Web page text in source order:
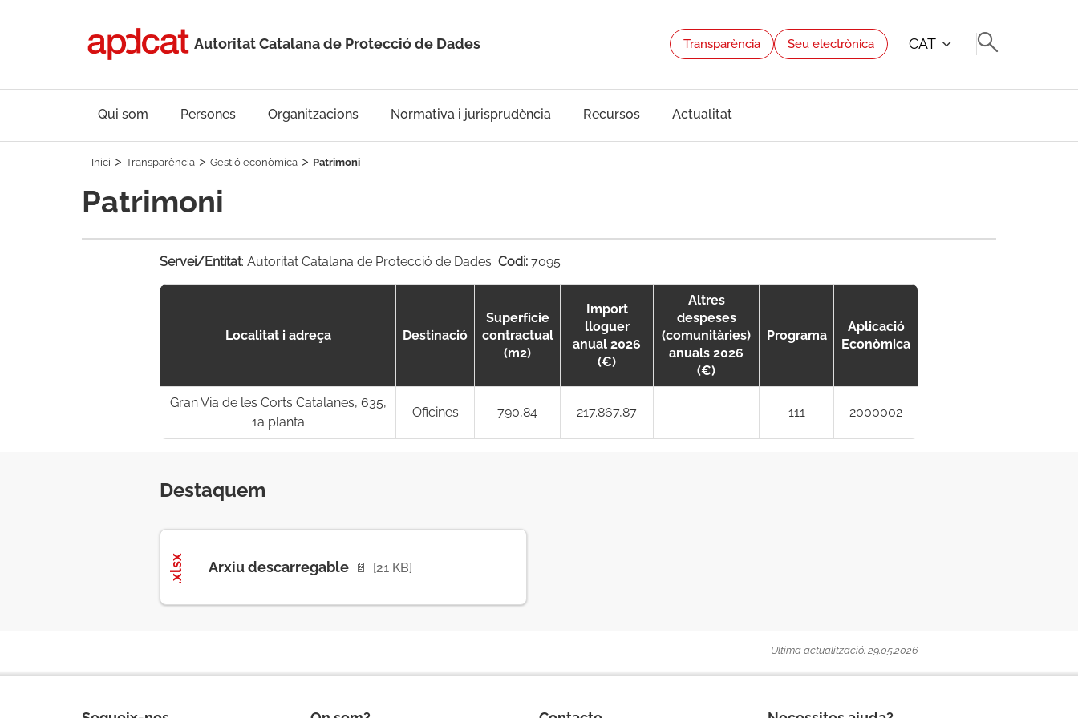
Autoritat Catalana de Protecció de Dades Transparència Seu electrònica CAT
Qui som Persones Organitzacions Normativa i jurisprudència Recursos Actualitat
Inici Transparència Gestió econòmica Patrimoni
Patrimoni
Servei/Entitat: Autoritat Catalana de Protecció de Dades Codi: 7095
Localitat i adreça Destinació
Superfície
contractual
(m2)
Import
lloguer
anual 2026
(€)
Altres
despeses
(comunitàries)
anuals 2026
(€)
Programa
Aplicació
Econòmica
Gran Via de les Corts Catalanes, 635,
1a planta
Oficines 790,84 217.867,87 111 2000002
Destaquem
.xlsx Arxiu descarregable 📄 [21 KB]
Ultima actualització: 29.05.2026